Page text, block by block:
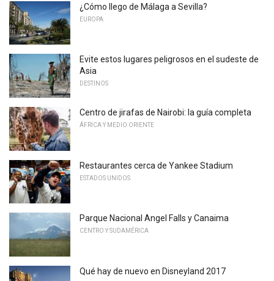
¿Cómo llego de Málaga a Sevilla?
EUROPA
Evite estos lugares peligrosos en el sudeste de
Asia
DESTINOS
Centro de jirafas de Nairobi: la guía completa
ÁFRICA Y MEDIO ORIENTE
Restaurantes cerca de Yankee Stadium
ESTADOS UNIDOS
Parque Nacional Angel Falls y Canaima
CENTRO Y SUDAMÉRICA
Qué hay de nuevo en Disneyland 2017